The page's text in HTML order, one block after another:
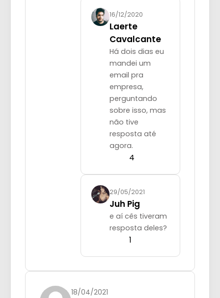
16/12/2020
Laerte
Cavalcante
Há dois dias eu
mandei um
email pra
empresa,
perguntando
sobre isso, mas
não tive
resposta até
agora.
4
29/05/2021
Juh Pig
e aí cês tiveram
resposta deles?
1
18/04/2021